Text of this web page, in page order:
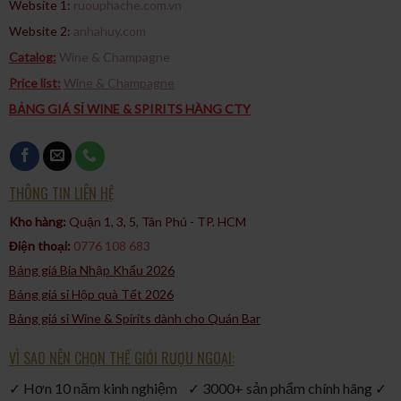
giá trị cho món quà này.
Website 1: ruouphache.com.vn
Website 2: anhahuy.com
Catalog: Wine & Champagne
Price list: Wine & Champagne
BẢNG GIÁ SỈ WINE & SPIRITS HÀNG CTY
THÔNG TIN LIÊN HỆ
Kho hàng: Quận 1, 3, 5, Tân Phú - TP. HCM​
Điện thoại: 0776 108 683
Bảng giá Bia Nhập Khẩu 2026
Bảng giá sỉ Hộp quà Tết 2026
Bảng giá sỉ Wine & Spirits dành cho Quán Bar
VÌ SAO NÊN CHỌN THẾ GIỚI RƯỢU NGOẠI:
✓ Hơn 10 năm kinh nghiệm ✓ 3000+ sản phẩm chính hãng ✓